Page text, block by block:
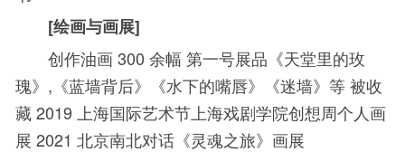
[绘画与画展]
创作油画300 余幅 第一号展品《天堂里的玫
瑰》 , 《蓝墙背后》《水下的嘴唇》《迷墙》等被收
藏 2019 上海国际艺术节上海戏剧学院创想周个人画
展 2021 北京南北对话《灵魂之旅》画展